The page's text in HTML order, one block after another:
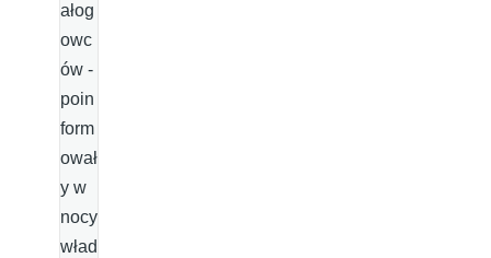
ałog
owc
ów -
poin
form
ował
y w
nocy
wład